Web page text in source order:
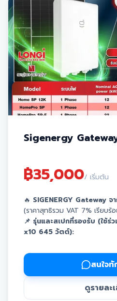
🔹 Backup box Deye (3 เ
✅ รับประกันนาน 3 ปี
Sigenergy
฿35,000/ เริ่มต้น
🔥 SIGENERGY Gateway จ
(ราคาสุทธิรวม VAT 7% เรียบร้
📌 รุ่นและสเปกที่รองรับ (ใช้
x10 645 วัตต์):
Home SP 12K(Nominal AC
(จาก 35,000)
HomePro SP(Nominal AC
(จาก 42,500)
HomePro SP-F
(Nominal
สนใจ
ดูรายละ